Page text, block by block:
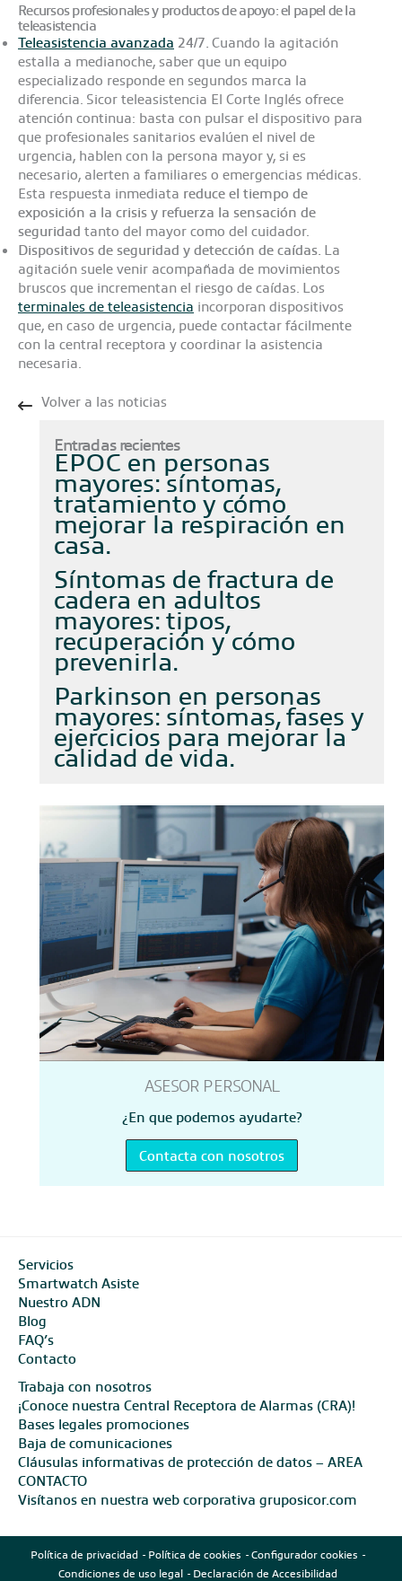
Recursos profesionales y productos de apoyo: el papel de la
teleasistencia
Teleasistencia avanzada 24/7. Cuando la agitación
estalla a medianoche, saber que un equipo
especializado responde en segundos marca la
diferencia. Sicor teleasistencia El Corte Inglés ofrece
atención continua: basta con pulsar el dispositivo para
que profesionales sanitarios evalúen el nivel de
urgencia, hablen con la persona mayor y, si es
necesario, alerten a familiares o emergencias médicas.
Esta respuesta inmediata reduce el tiempo de
exposición a la crisis y refuerza la sensación de
seguridad tanto del mayor como del cuidador.
Dispositivos de seguridad y detección de caídas. La
agitación suele venir acompañada de movimientos
bruscos que incrementan el riesgo de caídas. Los
terminales de teleasistencia incorporan dispositivos
que, en caso de urgencia, puede contactar fácilmente
con la central receptora y coordinar la asistencia
necesaria.
Volver a las noticias
Entradas recientes
EPOC en personas
mayores: síntomas,
tratamiento y cómo
mejorar la respiración en
casa
Síntomas de fractura de
cadera en adultos
mayores: tipos,
recuperación y cómo
prevenirla
Parkinson en personas
mayores: síntomas, fases y
ejercicios para mejorar la
calidad de vida
ASESOR PERSONAL
¿En que podemos ayudarte?
Contacta con nosotros
Servicios
Smartwatch Asiste
Nuestro ADN
Blog
FAQ’s
Contacto
Trabaja con nosotros
¡Conoce nuestra Central Receptora de Alarmas (CRA)!
Bases legales promociones
Baja de comunicaciones
Cláusulas informativas de protección de datos – AREA
CONTACTO
Visítanos en nuestra web corporativa gruposicor.com
Política de privacidad Política de cookies
Configurador cookies
Condiciones de uso legal
Declaración de Accesibilidad